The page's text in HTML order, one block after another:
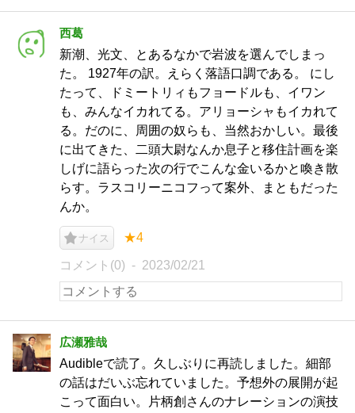
西葛
新潮、光文、とあるなかで岩波を選んでしまっ
た。 1927年の訳。えらく落語口調である。 にし
たって、ドミートリィもフョードルも、イワン
も、みんなイカれてる。アリョーシャもイカれて
る。だのに、周囲の奴らも、当然おかしい。最後
に出てきた、二頭大尉なんか息子と移住計画を楽
しげに語らった次の行でこんな金いるかと喚き散
らす。ラスコリーニコフって案外、まともだった
んか。
ナイス ★4
コメント(0) 2023/02/21
広瀬雅哉
Audibleで読了。久しぶりに再読しました。細部
の話はだいぶ忘れていました。予想外の展開が起
こって面白い。片柄創さんのナレーションの演技